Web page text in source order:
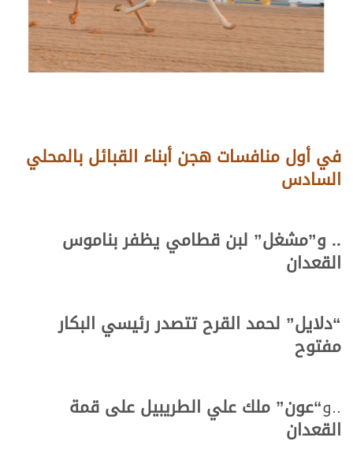
في أول منافسات هجن أبناء القبائل بالمحلي
السادس
.. و”مشغل” لبن قطامي يظفر بناموس
القعدان
“دلايل” لحمد القرح تتصدر رئيسي البكار
مفتوح
..و“عون” ملك علي الطريبيل على قمة
القعدان